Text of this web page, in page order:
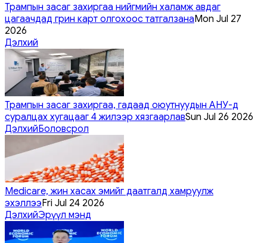
Трампын засаг захиргаа нийгмийн халамж авдаг
цагаачдад грин карт олгохоос татгалзанаMon Jul 27
2026
Дэлхий
Трампын засаг захиргаа, гадаад оюутнуудын АНУ-д
суралцах хугацааг 4 жилээр хязгаарлавSun Jul 26 2026
ДэлхийБоловсрол
Medicare, жин хасах эмийг даатгалд хамруулж
эхэллээFri Jul 24 2026
ДэлхийЭрүүл мэнд